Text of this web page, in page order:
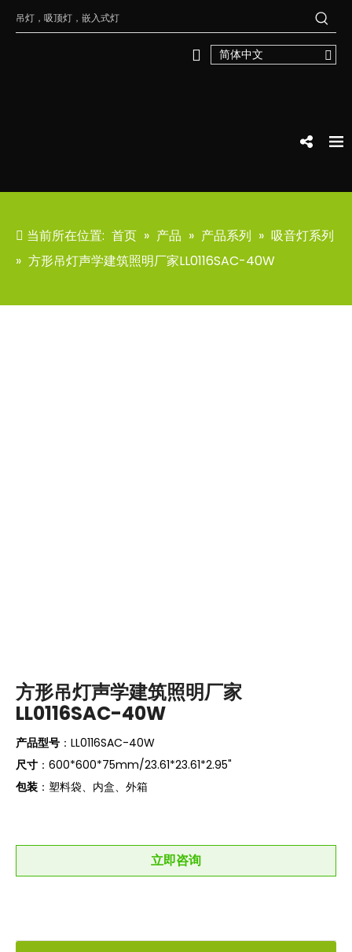
简体中文
当前所在位置: 首页 » 产品 » 产品系列 » 吸音灯系列
» 方形吊灯声学建筑照明厂家LL0116SAC-40W
方形吊灯声学建筑照明厂家
LL0116SAC-40W
产品型号 ：LL0116SAC-40W
尺寸 ：600*600*75mm/23.61*23.61*2.95"
包装 ：塑料袋、内盒、外箱
立即咨询